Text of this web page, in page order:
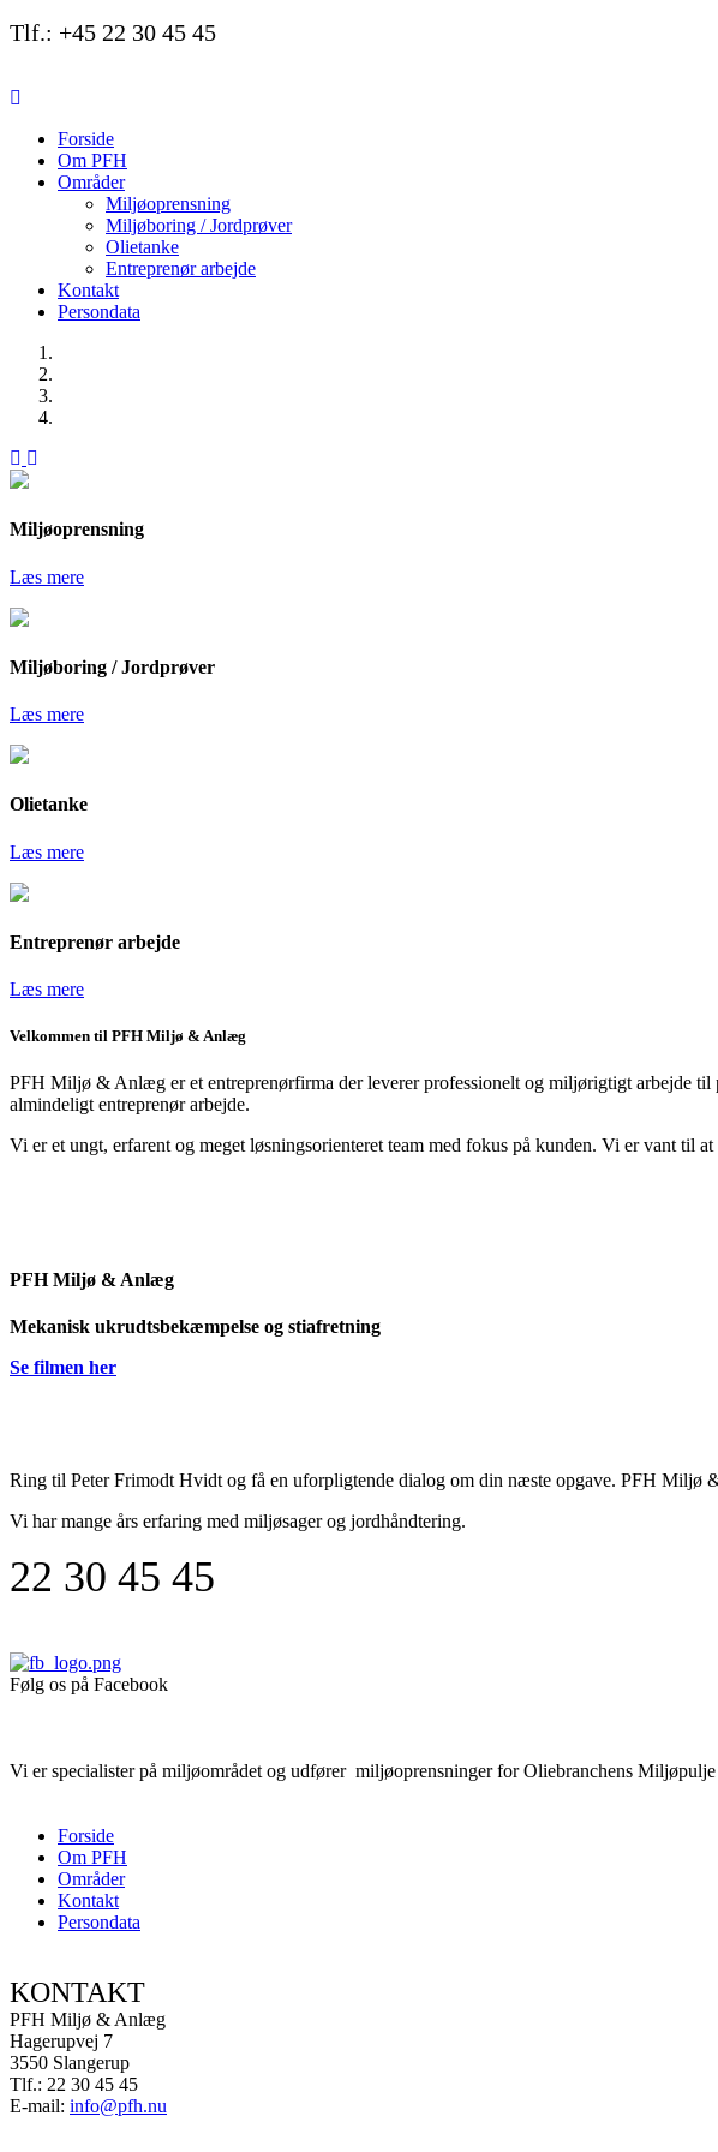
Tlf.: +45 22 30 45 45
Forside
Om PFH
Områder
Miljøoprensning
Miljøboring / Jordprøver
Olietanke
Entreprenør arbejde
Kontakt
Persondata
Previous
Miljøoprensning
Læs mere
Miljøboring / Jordprøver
Læs mere
Olietanke
Læs mere
Entreprenør arbejde
Læs mere
Velkommen til PFH Miljø & Anlæg
PFH Miljø & Anlæg er et entreprenørfirma der leverer professionelt og miljørigtigt arbejde
almindeligt entreprenør arbejde.
Vi er et ungt, erfarent og meget løsningsorienteret team med fokus på kunden. Vi er vant til
PFH Miljø & Anlæg
Mekanisk ukrudtsbekæmpelse og stiafretning
Se filmen her
Ring til Peter Frimodt Hvidt og få en uforpligtende dialog om din næste opgave. PFH Miljø
Vi har mange års erfaring med miljøsager og jordhåndtering.
22 30 45 45
Følg os på Facebook
Vi er specialister på miljøområdet og udfører miljøoprensninger for Oliebranchens
Forside
Om PFH
Områder
Kontakt
Persondata
KONTAKT
PFH Miljø & Anlæg
Hagerupvej 7
3550 Slangerup
Tlf.: 22 30 45 45
E-mail: info@pfh.nu